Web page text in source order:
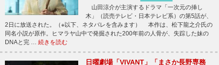
山田涼介が主演するドラマ「一次元の挿し
木」（読売テレビ・日本テレビ系）の第5話が、
2日に放送された。（※以下、ネタバレを含みます） 本作は、松下龍之介氏の
同名小説が原作。ヒマラヤ山中で発掘された200年前の人骨が、失踪した妹の
DNAと完 … 続きを読む
日曜劇場「VIVANT」「まさか長野専務